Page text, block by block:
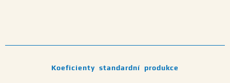
Koeficienty standardní produkce